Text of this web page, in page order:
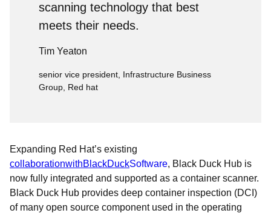
scanning technology that best
meets their needs.
Tim Yeaton
senior vice president, Infrastructure Business
Group, Red hat
Expanding Red Hat’s existing
collaborationwithBlackDuckSoftware, Black Duck Hub is
now fully integrated and supported as a container scanner.
Black Duck Hub provides deep container inspection (DCI)
of many open source component used in the operating